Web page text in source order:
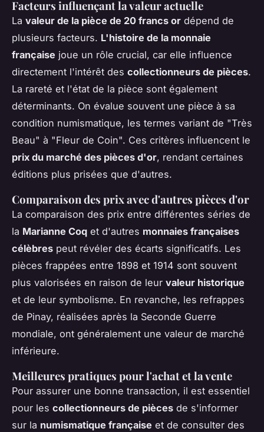
Facteurs influençant la valeur actuelle
La valeur de la pièce de 20 francs or dépend de
plusieurs facteurs. L'histoire de la monnaie
française joue un rôle crucial, car elle influence
directement l'intérêt des collectionneurs de pièces.
La rareté et l'état de la pièce sont également
déterminants. On évalue souvent une pièce à sa
condition numismatique, les termes variant de "Très
Beau" à "Fleur de Coin". Ces critères influencent le
prix du marché des pièces d'or, rendant certaines
éditions plus prisées que d'autres.
Comparaison des prix avec d'autres pièces d'or
La comparaison des prix entre différentes séries de
la Marianne Coq et d'autres monnaies françaises
célèbres peut révéler des écarts significatifs. Les
pièces frappées entre 1898 et 1914 sont souvent
plus valorisées en raison de leur valeur historique
et de leur symbolisme. En revanche, les refrappes
de Pinay, réalisées après la Seconde Guerre
mondiale, ont généralement une valeur de marché
inférieure.
Meilleures pratiques pour l'achat et la vente
Pour assurer une bonne transaction, il est essentiel
pour les collectionneurs de pièces de s'informer
sur la numismatique française et de consulter des